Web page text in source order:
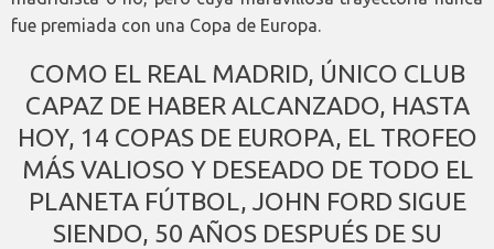
fue premiada con una Copa de Europa.
COMO EL REAL MADRID, ÚNICO CLUB
CAPAZ DE HABER ALCANZADO, HASTA
HOY, 14 COPAS DE EUROPA, EL TROFEO
MÁS VALIOSO Y DESEADO DE TODO EL
PLANETA FÚTBOL, JOHN FORD SIGUE
SIENDO, 50 AÑOS DESPUÉS DE SU